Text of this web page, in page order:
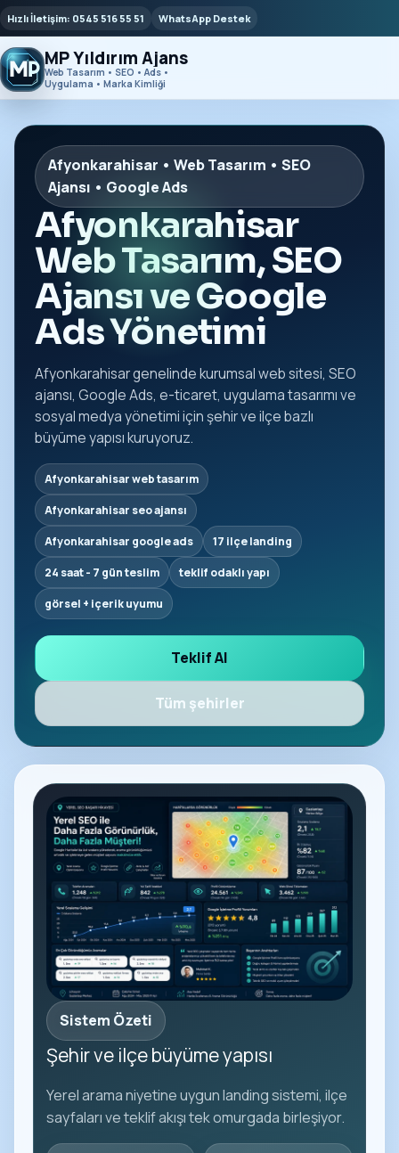
Hızlı İletişim: 0545 516 55 51 WhatsApp Destek
MP Yıldırım Ajans
Web Tasarım • SEO • Ads •
Uygulama • Marka Kimliği
Afyonkarahisar • Web Tasarım • SEO
Ajansı • Google Ads
Afyonkarahisar
Web Tasarım, SEO
Ajansı ve Google
Ads Yönetimi
Afyonkarahisar genelinde kurumsal web sitesi, SEO
ajansı, Google Ads, e-ticaret, uygulama tasarımı ve
sosyal medya yönetimi için şehir ve ilçe bazlı
büyüme yapısı kuruyoruz.
Afyonkarahisar web tasarım
Afyonkarahisar seo ajansı
Afyonkarahisar google ads 17 ilçe landing
24 saat - 7 gün teslim teklif odaklı yapı
görsel + içerik uyumu
Teklif Al
Tüm şehirler
Sistem Özeti
Şehir ve ilçe büyüme yapısı
Yerel arama niyetine uygun landing sistemi, ilçe
sayfaları ve teklif akışı tek omurgada birleşiyor.